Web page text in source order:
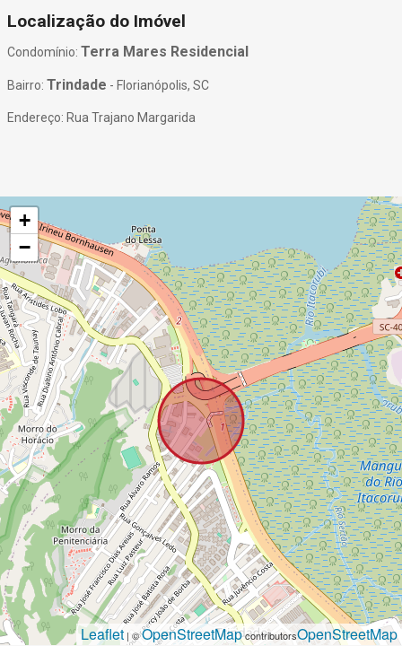
Localização do Imóvel
Condomínio: Terra Mares Residencial
Bairro: Trindade - Florianópolis, SC
Endereço: Rua Trajano Margarida
+
−
Leaflet | ©OpenStreetMapcontributorsOpenStreetMap